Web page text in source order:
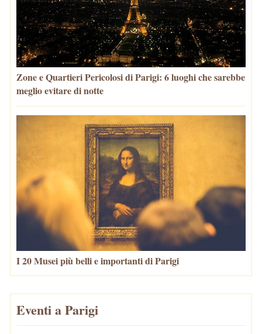
Zone e Quartieri Pericolosi di Parigi: 6 luoghi che sarebbe
meglio evitare di notte
I 20 Musei più belli e importanti di Parigi
Eventi a Parigi